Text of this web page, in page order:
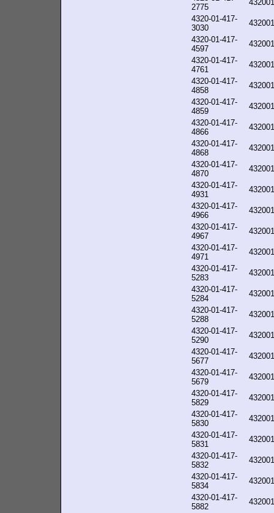
2775
4320-01-417-
3030
4320-01-417-
4597
4320-01-417-
4761
4320-01-417-
4858
4320-01-417-
4859
4320-01-417-
4866
4320-01-417-
4868
4320-01-417-
4870
4320-01-417-
4931
4320-01-417-
4966
4320-01-417-
4967
4320-01-417-
4971
4320-01-417-
5283
4320-01-417-
5284
4320-01-417-
5288
4320-01-417-
5290
4320-01-417-
5677
4320-01-417-
5679
4320-01-417-
5829
4320-01-417-
5830
4320-01-417-
5831
4320-01-417-
5832
4320-01-417-
5834
4320-01-417-
5882